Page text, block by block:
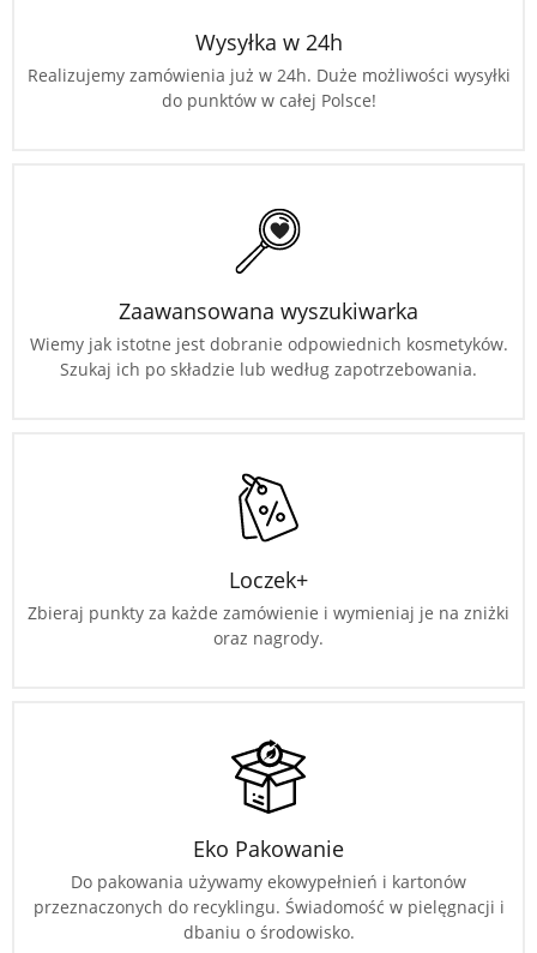
Wysyłka w 24h
Realizujemy zamówienia już w 24h. Duże możliwości wysyłki
do punktów w całej Polsce!
Zaawansowana wyszukiwarka
Wiemy jak istotne jest dobranie odpowiednich kosmetyków.
Szukaj ich po składzie lub według zapotrzebowania.
Loczek+
Zbieraj punkty za każde zamówienie i wymieniaj je na zniżki
oraz nagrody.
Eko Pakowanie
Do pakowania używamy ekowypełnień i kartonów
przeznaczonych do recyklingu. Świadomość w pielęgnacji i
dbaniu o środowisko.